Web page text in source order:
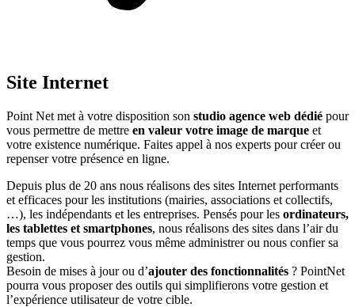
Site Internet
Point Net met à votre disposition son studio agence web dédié pour
vous permettre de mettre en valeur votre image de marque et
votre existence numérique. Faites appel à nos experts pour créer ou
repenser votre présence en ligne.
Depuis plus de 20 ans nous réalisons des sites Internet performants
et efficaces pour les institutions (mairies, associations et collectifs,
…), les indépendants et les entreprises. Pensés pour les ordinateurs,
les tablettes et smartphones, nous réalisons des sites dans l’air du
temps que vous pourrez vous même administrer ou nous confier sa
gestion.
Besoin de mises à jour ou d’ajouter des fonctionnalités ? PointNet
pourra vous proposer des outils qui simplifierons votre gestion et
l’expérience utilisateur de votre cible.